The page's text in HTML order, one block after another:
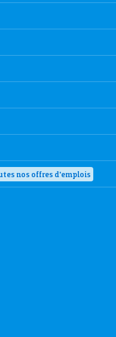
nos offres d'emplois